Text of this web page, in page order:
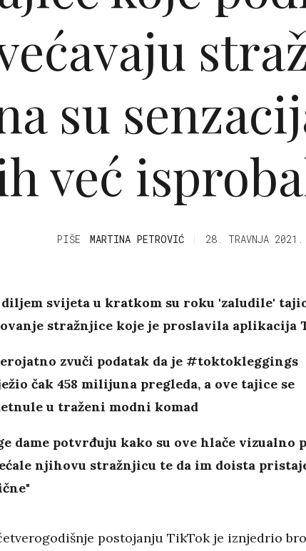
su
već
PIŠE MARTINA PETROVIĆ 28. TRAVNJA 2021.
diljem svijeta u kratkom su roku 'zaludile'
stražnjice koje je proslavila aplikacija
zvuči podatak da je #toktokleggings
čak 458 milijuna pregleda, a ove tajice se
u traženi modni komad
dame potvrđuju kako su ove hlače vizualno
njihovu stražnjicu te da im doista
postojanju TikTok je iznjedrio